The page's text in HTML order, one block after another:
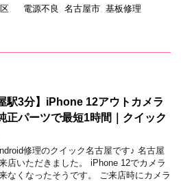
電源不良 名古屋市 基板修理
駅3分】iPhone 12アウトカメラ
正パーツで最短1時間｜クイック
修理のクイック名古屋です♪ 名古屋
店いただきました。 iPhone 12でカメラ
なくなったそうです。 ご来店時にカメラ